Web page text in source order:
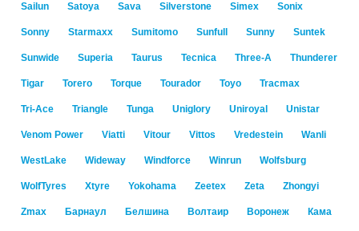
Sailun Satoya Sava Silverstone Simex Sonix
Sonny Starmaxx Sumitomo Sunfull Sunny Suntek
Sunwide Superia Taurus Tecnica Three-A Thunderer
Tigar Torero Torque Tourador Toyo Tracmax
Tri-Ace Triangle Tunga Uniglory Uniroyal Unistar
Venom Power Viatti Vitour Vittos Vredestein Wanli
WestLake Wideway Windforce Winrun Wolfsburg
WolfTyres Xtyre Yokohama Zeetex Zeta Zhongyi
Zmax Барнаул Белшина Волтаир Воронеж Кама